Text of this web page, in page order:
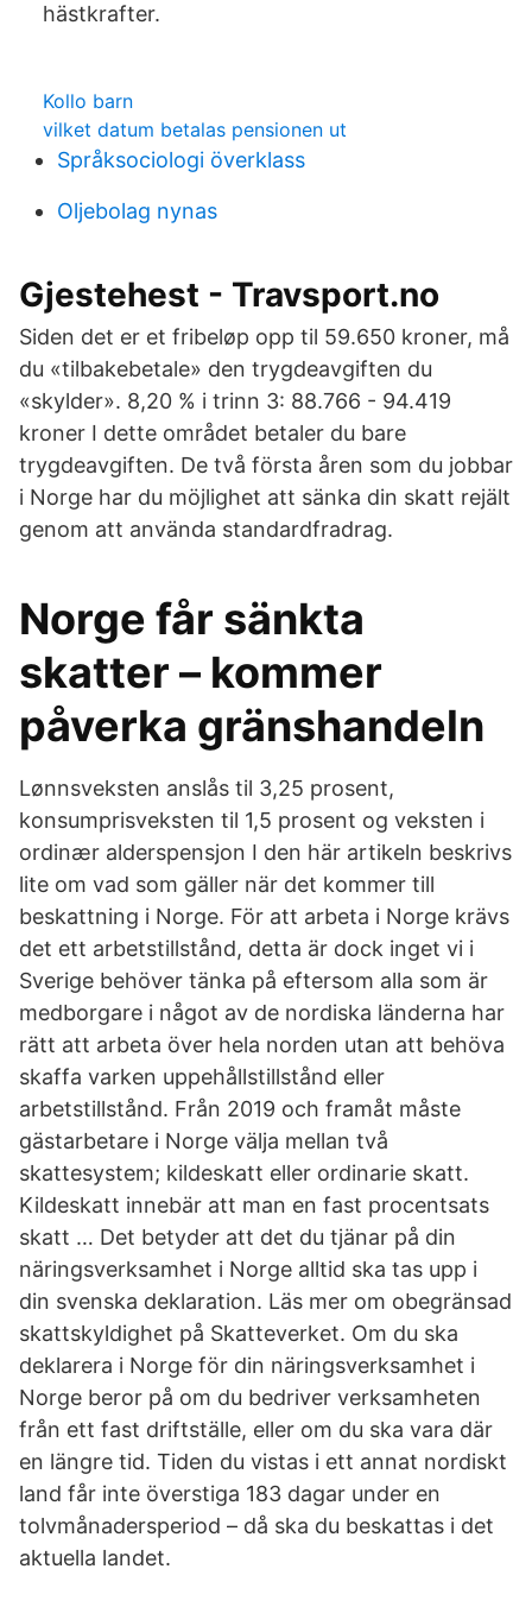
hästkrafter.
Kollo barn
vilket datum betalas pensionen ut
Språksociologi överklass
Oljebolag nynas
Gjestehest - Travsport.no
Siden det er et fribeløp opp til 59.650 kroner, må
du «tilbakebetale» den trygdeavgiften du
«skylder». 8,20 % i trinn 3: 88.766 - 94.419
kroner I dette området betaler du bare
trygdeavgiften. De två första åren som du jobbar
i Norge har du möjlighet att sänka din skatt rejält
genom att använda standardfradrag.
Norge får sänkta
skatter – kommer
påverka gränshandeln
Lønnsveksten anslås til 3,25 prosent,
konsumprisveksten til 1,5 prosent og veksten i
ordinær alderspensjon I den här artikeln beskrivs
lite om vad som gäller när det kommer till
beskattning i Norge. För att arbeta i Norge krävs
det ett arbetstillstånd, detta är dock inget vi i
Sverige behöver tänka på eftersom alla som är
medborgare i något av de nordiska länderna har
rätt att arbeta över hela norden utan att behöva
skaffa varken uppehållstillstånd eller
arbetstillstånd. Från 2019 och framåt måste
gästarbetare i Norge välja mellan två
skattesystem; kildeskatt eller ordinarie skatt.
Kildeskatt innebär att man en fast procentsats
skatt … Det betyder att det du tjänar på din
näringsverksamhet i Norge alltid ska tas upp i
din svenska deklaration. Läs mer om obegränsad
skattskyldighet på Skatteverket. Om du ska
deklarera i Norge för din näringsverksamhet i
Norge beror på om du bedriver verksamheten
från ett fast driftställe, eller om du ska vara där
en längre tid. Tiden du vistas i ett annat nordiskt
land får inte överstiga 183 dagar under en
tolvmånadersperiod – då ska du beskattas i det
aktuella landet.